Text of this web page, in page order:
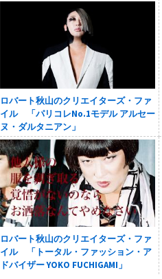
ロバート秋山のクリエイターズ・ファ
イル 「パリコレNo.1モデル アルセー
ヌ・ダルタニアン」
ロバート秋山のクリエイターズ・ファ
イル 「トータル・ファッション・ア
ドバイザー YOKO FUCHIGAMI」